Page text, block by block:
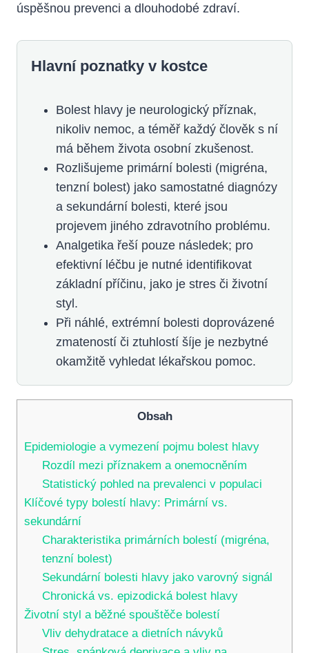
úspěšnou prevenci a dlouhodobé zdraví.
Hlavní poznatky v kostce
Bolest hlavy je neurologický příznak,
nikoliv nemoc, a téměř každý člověk s ní
má během života osobní zkušenost.
Rozlišujeme primární bolesti (migréna,
tenzní bolest) jako samostatné diagnózy
a sekundární bolesti, které jsou
projevem jiného zdravotního problému.
Analgetika řeší pouze následek; pro
efektivní léčbu je nutné identifikovat
základní příčinu, jako je stres či životní
styl.
Při náhlé, extrémní bolesti doprovázené
zmateností či ztuhlostí šíje je nezbytné
okamžitě vyhledat lékařskou pomoc.
Obsah
Epidemiologie a vymezení pojmu bolest hlavy
Rozdíl mezi příznakem a onemocněním
Statistický pohled na prevalenci v populaci
Klíčové typy bolestí hlavy: Primární vs.
sekundární
Charakteristika primárních bolestí (migréna,
tenzní bolest)
Sekundární bolesti hlavy jako varovný signál
Chronická vs. epizodická bolest hlavy
Životní styl a běžné spouštěče bolestí
Vliv dehydratace a dietních návyků